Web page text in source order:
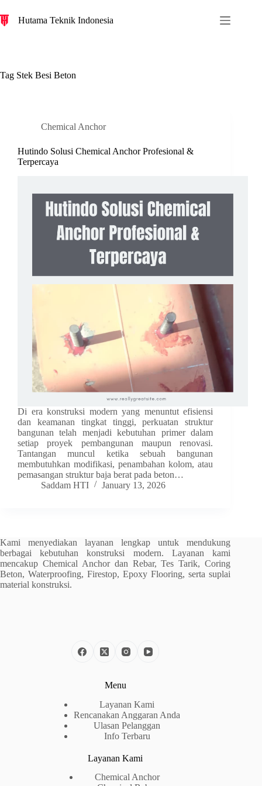
c
Hutama Teknik Indonesia
Tag Stek Besi Beton
Chemical Anchor
Hutindo Solusi Chemical Anchor Profesional &
Terpercaya
Di era konstruksi modern yang menuntut efisiensi
dan keamanan tingkat tinggi, perkuatan struktur
bangunan telah menjadi kebutuhan primer dalam
setiap proyek pembangunan maupun renovasi.
Tantangan muncul ketika sebuah bangunan
membutuhkan modifikasi, penambahan kolom, atau
pemasangan struktur baja berat pada beton…
Saddam HTI
January 13, 2026
Kami menyediakan layanan lengkap untuk mendukung
berbagai kebutuhan konstruksi modern. Layanan kami
mencakup Chemical Anchor dan Rebar, Tes Tarik, Coring
Beton, Waterproofing, Firestop, Epoxy Flooring, serta suplai
material konstruksi.
Menu
Layanan Kami
Rencanakan Anggaran Anda
Ulasan Pelanggan
Info Terbaru
Layanan Kami
Chemical Anchor